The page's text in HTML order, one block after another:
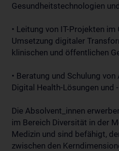
Gesundheitstechnologien
• Leitung von IT-Projekten
Umsetzung digitaler
klinischen und öffentlichen
• Beratung und Schulung
Digital Health-Lösungen und
Die Absolvent_innen
im Bereich Diversität in der
Medizin und sind befähigt,
zwischen den